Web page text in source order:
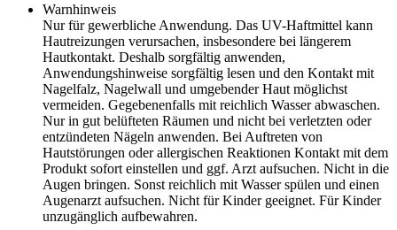
Warnhinweis
Nur für gewerbliche Anwendung. Das UV-Haftmittel kann
Hautreizungen verursachen, insbesondere bei längerem
Hautkontakt. Deshalb sorgfältig anwenden,
Anwendungshinweise sorgfältig lesen und den Kontakt mit
Nagelfalz, Nagelwall und umgebender Haut möglichst
vermeiden. Gegebenenfalls mit reichlich Wasser abwaschen.
Nur in gut belüfteten Räumen und nicht bei verletzten oder
entzündeten Nägeln anwenden. Bei Auftreten von
Hautstörungen oder allergischen Reaktionen Kontakt mit dem
Produkt sofort einstellen und ggf. Arzt aufsuchen. Nicht in die
Augen bringen. Sonst reichlich mit Wasser spülen und einen
Augenarzt aufsuchen. Nicht für Kinder geeignet. Für Kinder
unzugänglich aufbewahren.